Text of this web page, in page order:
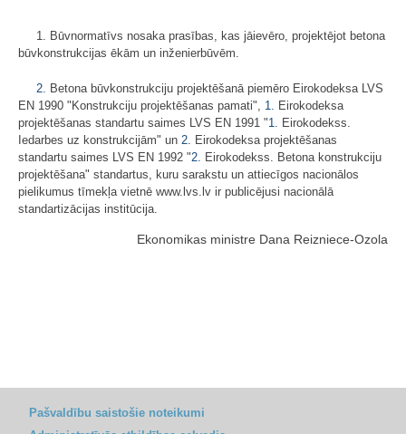
1. Būvnormatīvs nosaka prasības, kas jāievēro, projektējot betona
būvkonstrukcijas ēkām un inženierbūvēm.
2. Betona būvkonstrukciju projektēšanā piemēro Eirokodeksa LVS
EN 1990 "Konstrukciju projektēšanas pamati", 1. Eirokodeksa
projektēšanas standartu saimes LVS EN 1991 "1. Eirokodekss.
Iedarbes uz konstrukcijām" un 2. Eirokodeksa projektēšanas
standartu saimes LVS EN 1992 "2. Eirokodekss. Betona konstrukciju
projektēšana" standartus, kuru sarakstu un attiecīgos nacionālos
pielikumus tīmekļa vietnē www.lvs.lv ir publicējusi nacionālā
standartizācijas institūcija.
Ekonomikas ministre Dana Reizniece-Ozola
Pašvaldību saistošie noteikumi